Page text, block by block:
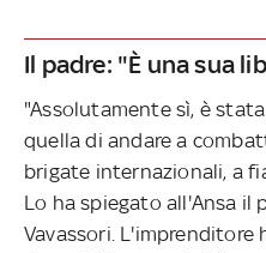
Il padre: "È una sua
"Assolutamente sì, è
quella di andare a
brigate internazionali, a
Lo ha spiegato all'Ansa il
Vavassori.